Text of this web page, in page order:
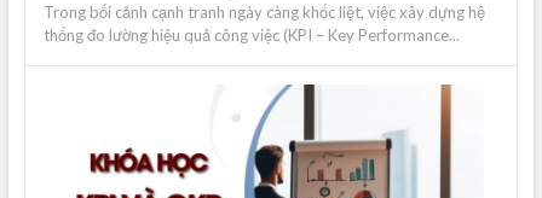
Trong bối cảnh cạnh tranh ngày càng khốc liệt, việc xây dựng hệ
thống đo lường hiệu quả công việc (KPI – Key Performance...